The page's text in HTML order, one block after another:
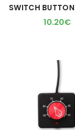
SWITCH
10.20€